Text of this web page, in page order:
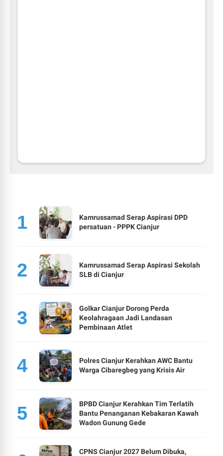
Kamrussamad Serap Aspirasi DPD
persatuan - PPPK Cianjur
Kamrussamad Serap Aspirasi Sekolah
SLB di Cianjur
Golkar Cianjur Dorong Perda
Keolahragaan Jadi Landasan
Pembinaan Atlet
Polres Cianjur Kerahkan AWC Bantu
Warga Cibaregbeg yang Krisis Air
BPBD Cianjur Kerahkan Tim Terlatih
Bantu Penanganan Kebakaran Kawah
Wadon Gunung Gede
CPNS Cianjur 2027 Belum Dibuka,